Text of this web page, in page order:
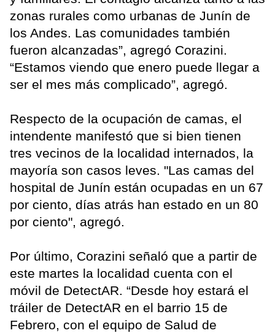
zonas rurales como urbanas de Junín de
los Andes. Las comunidades también
fueron alcanzadas”, agregó Corazini.
“Estamos viendo que enero puede llegar a
ser el mes más complicado”, agregó.
Respecto de la ocupación de camas, el
intendente manifestó que si bien tienen
tres vecinos de la localidad internados, la
mayoría son casos leves. "Las camas del
hospital de Junín están ocupadas en un 67
por ciento, días atrás han estado en un 80
por ciento", agregó.
Por último, Corazini señaló que a partir de
este martes la localidad cuenta con el
móvil de DetectAR. “Desde hoy estará el
tráiler de DetectAR en el barrio 15 de
Febrero, con el equipo de Salud de